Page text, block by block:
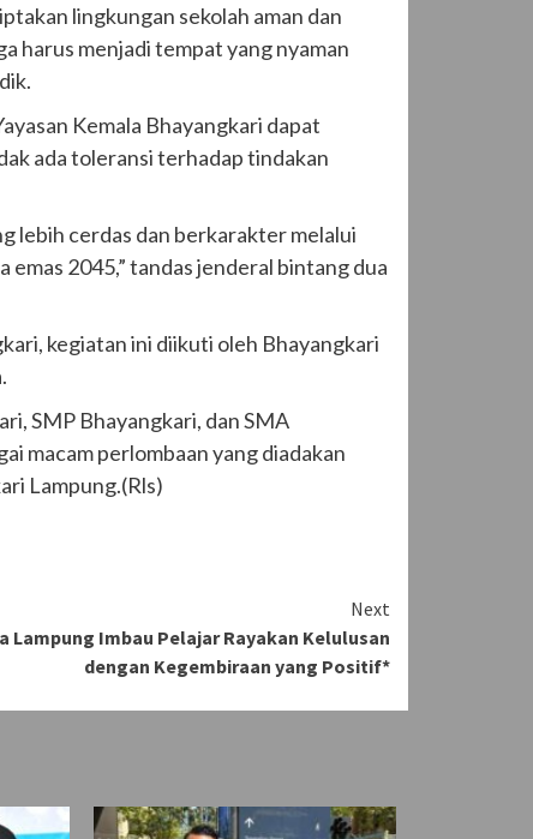
lingkungan sekolah aman dan
harus menjadi tempat yang nyaman
Kemala Bhayangkari dapat
ada toleransi terhadap tindakan
lebih cerdas dan berkarakter melalui
2045,” tandas jenderal bintang dua
kegiatan ini diikuti oleh Bhayangkari
SMP Bhayangkari, dan SMA
macam perlombaan yang diadakan
Lampung.(Rls)
Next
Lampung Imbau Pelajar Rayakan Kelulusan
dengan Kegembiraan yang Positif*